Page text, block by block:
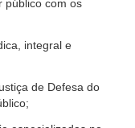
público com os
integral e
de Defesa do